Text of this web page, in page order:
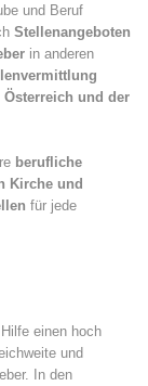
und Beruf
Stellenangeboten
in anderen
Österreich und der
berufliche
Kirche und
für jede
einen hoch
und
In den